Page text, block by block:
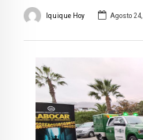
Iquique Hoy Agosto